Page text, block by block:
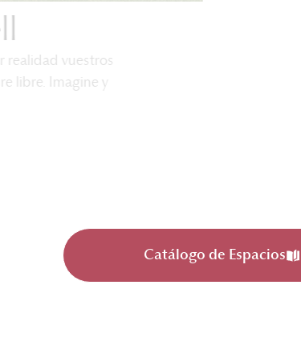
realidad vuestros
libre. Imagine y
Catálogo de Espacios